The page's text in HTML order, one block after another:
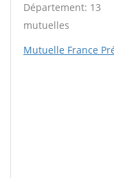
Département: 13
mutuelles
Mutuelle France